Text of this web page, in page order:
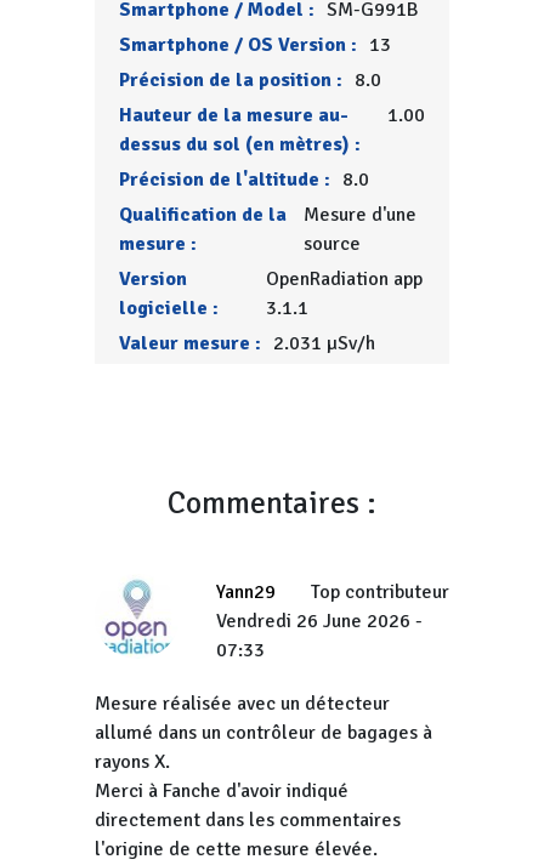
Smartphone / Model : SM-G991B
Smartphone / OS Version : 13
Précision de la position : 8.0
Hauteur de la mesure au-
dessus du sol (en mètres) :
1.00
Précision de l'altitude : 8.0
Qualification de la
mesure :
Mesure d'une
source
Version
logicielle :
OpenRadiation app
3.1.1
Valeur mesure : 2.031 µSv/h
Commentaires :
Yann29
Top contributeur
Vendredi 26 June 2026 -
07:33
Mesure réalisée avec un détecteur
allumé dans un contrôleur de bagages à
rayons X.
Merci à Fanche d'avoir indiqué
directement dans les commentaires
l'origine de cette mesure élevée.